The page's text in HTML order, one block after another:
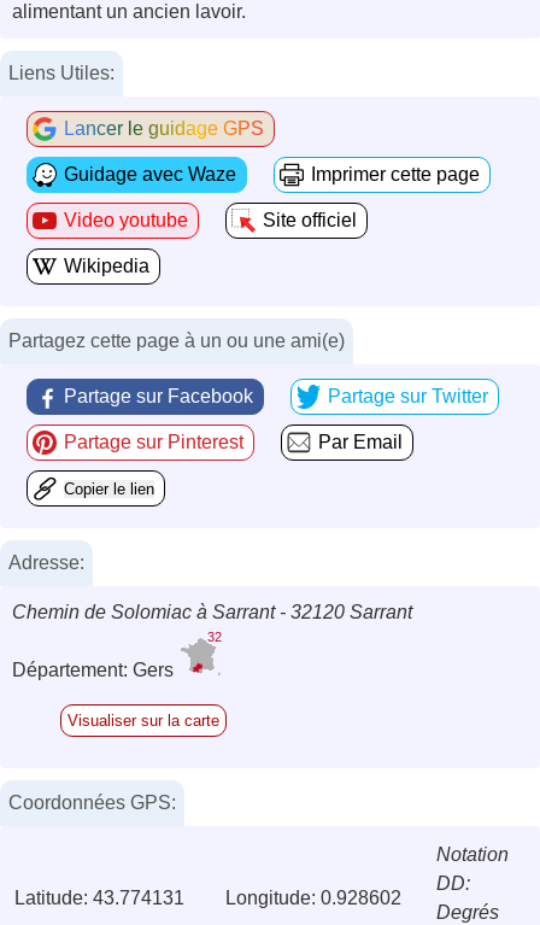
alimentant un ancien lavoir.
Liens Utiles:
Lancer le guidage GPS
Guidage avec Waze Imprimer cette page
Video youtube Site officiel
Wikipedia
Partagez cette page à un ou une ami(e)
Partage sur Facebook Partage sur Twitter
Partage sur Pinterest Par Email
Copier le lien
Adresse:
Chemin de Solomiac à Sarrant - 32120 Sarrant
Département: Gers
32
Visualiser sur la carte
Coordonnées GPS:
Latitude: 43.774131 Longitude: 0.928602
Notation
DD:
Degrés